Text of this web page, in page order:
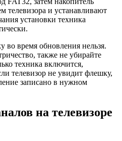
телевизора и устанавливают
установки техника
во время обновления нельзя.
также не убирайте
техника включится,
телевизор не увидит флешку,
записано в нужном
на телевизоре